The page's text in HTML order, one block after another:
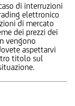
di interruzioni
elettronico
di mercato
dei prezzi dei
vengono
aspettarvi
titolo sul